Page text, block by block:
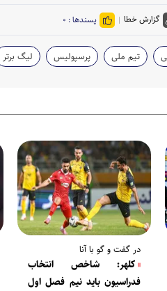
گزارش خطا پسندها : ۰
تیم ملی پرسپولیس لیگ برتر
در گفت و گو با آنا
کلهر: شاخص انتخاب
فدراسیون باید نیم فصل اول